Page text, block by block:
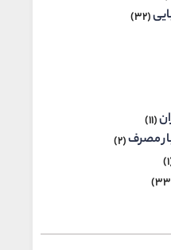
(32)
(11)
مصرف(2)